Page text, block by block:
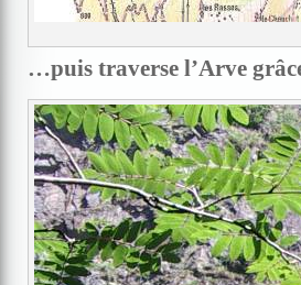
…puis traverse l’Arve